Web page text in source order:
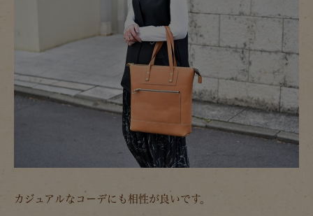
カジュアルなコーデにも相性が良いです。